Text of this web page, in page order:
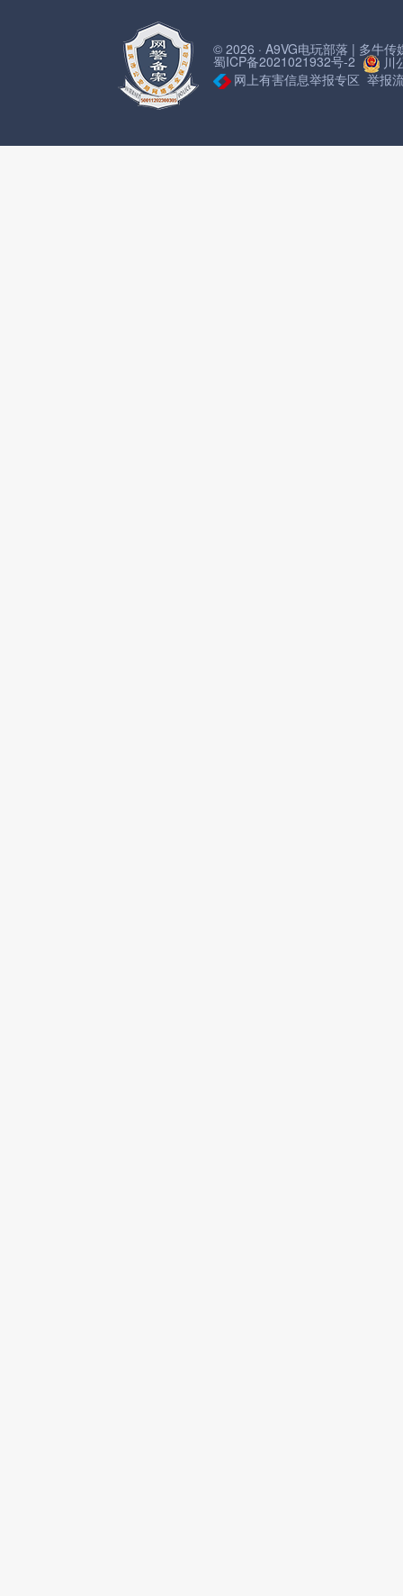
© 2026 · A9VG电玩部落 | 多牛传
蜀ICP备2021021932号-2
川
网上有害信息举报专区 举报